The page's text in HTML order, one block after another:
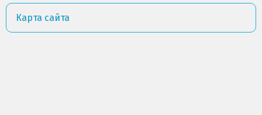
Карта сайта